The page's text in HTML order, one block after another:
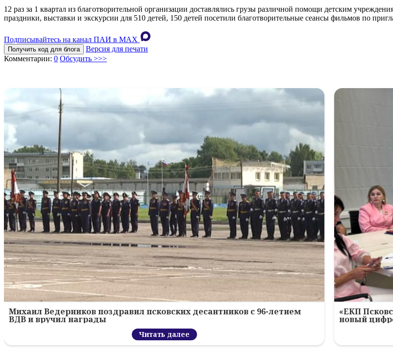
12 раз за 1 квартал из благотворительной организации доставлялись грузы различной помощи детским
праздники, выставки и экскурсии для 510 детей, 150 детей посетили благотворительные сеансы фильмов по
Подписывайтесь на канал ПАИ в MAХ
Получить код для блога
Версия для печати
Комментарии: 0 Обсудить >>>
Михаил Ведерников поздравил псковских десантников с 96-летием
ВДВ и вручил награды
Читать далее
«ЕКП
новый